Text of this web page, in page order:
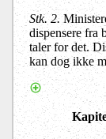
Stk. 2.
dispensere fra
taler for det.
kan dog ikke